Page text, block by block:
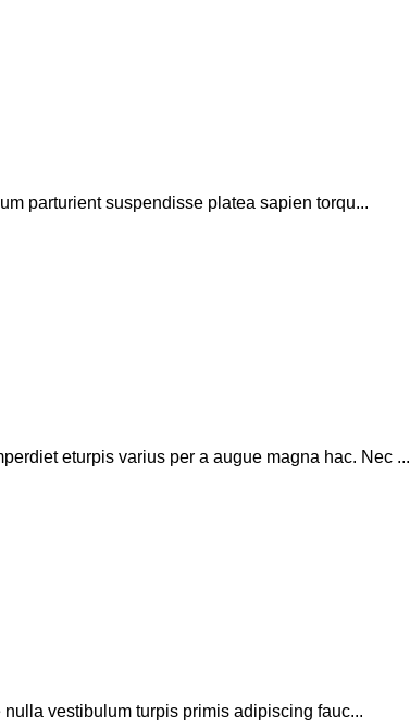
parturient suspendisse platea sapien torqu...
eturpis varius per a augue magna hac. Nec ...
vestibulum turpis primis adipiscing fauc...